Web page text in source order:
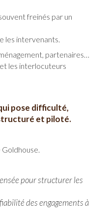
freinés par un
les intervenants.
partenaires…
les interlocuteurs
pose difficulté,
et piloté.
Goldhouse.
pour structurer les
des engagements à